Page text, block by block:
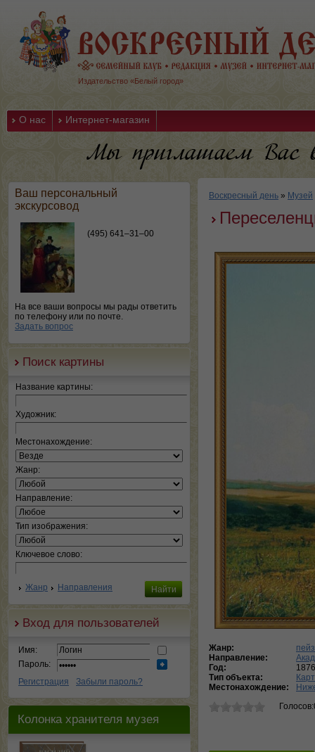
Издательство «Белый город»
О нас Интернет-магазин
Ваш персональный
экскурсовод
(495) 641–31–00
На все ваши вопросы мы рады ответить
по телефону или по почте.
Задать вопрос
Поиск картины
Название картины:
Художник:
Местонахождение:
Жанр:
Направление:
Тип изображения:
Ключевое слово:
Жанр Направления
Вход для пользователей
Имя:
Пароль:
Регистрация
Забыли пароль?
Колонка хранителя музея
Воскресный день » Музей
Жанр:
Направление:
Год:
1876
Тип объекта:
Местонахождение: